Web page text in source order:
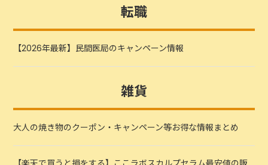
転職
【2026年最新】民間医局のキャンペーン情報
雑貨
大人の焼き物のクーポン・キャンペーン等お得な情報まとめ